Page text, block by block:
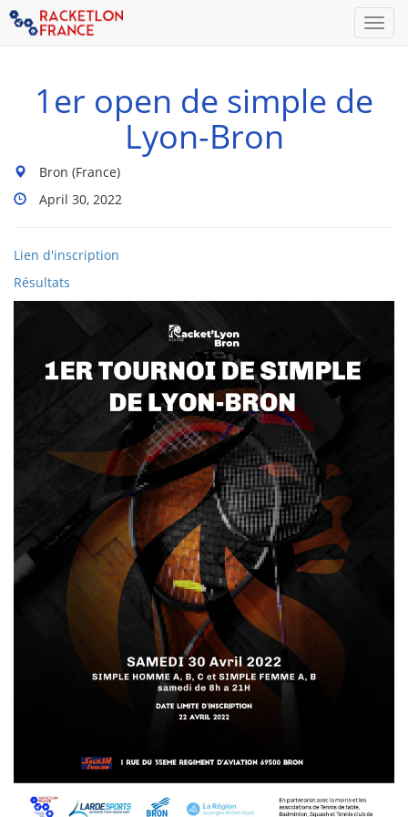
Menu
1er open de simple de
Lyon-Bron
Lieu
du
tournoi
Bron (France)
Dates
:
April 30, 2022
Lien d'inscription
Résultats